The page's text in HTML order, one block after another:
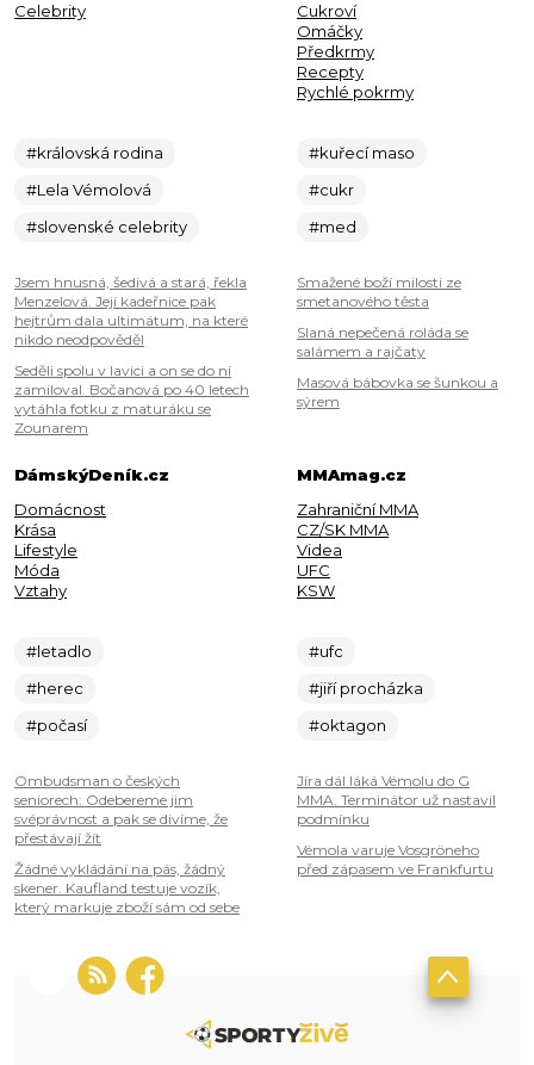
Celebrity
#královská rodina
#Lela Vémolová
#slovenské celebrity
Jsem hnusná, šedivá a stará, řekla
Menzelová. Její kadeřnice pak
hejtrům dala ultimátum, na které
nikdo neodpověděl
Seděli spolu v lavici a on se do ní
zamiloval. Bočanová po 40 letech
vytáhla fotku z maturáku se
Zounarem
Cukroví
Omáčky
Předkrmy
Recepty
Rychlé pokrmy
#kuřecí maso
#cukr
#med
Smažené boží milosti ze
smetanového těsta
Slaná nepečená roláda se
salámem a rajčaty
Masová bábovka se šunkou a
sýrem
DámskýDeník.cz
Domácnost
Krása
Lifestyle
Móda
Vztahy
#letadlo
#herec
#počasí
Ombudsman o českých
seniorech: Odebereme jim
svéprávnost a pak se divíme, že
přestávají žít
Žádné vykládání na pás, žádný
skener. Kaufland testuje vozík,
který markuje zboží sám od sebe
MMAmag.cz
Zahraniční MMA
CZ/SK MMA
Videa
UFC
KSW
#ufc
#jiří procházka
#oktagon
Jíra dál láká Vémolu do G
MMA. Terminátor už nastavil
podmínku
Vémola varuje Vosgröneho
před zápasem ve Frankfurtu